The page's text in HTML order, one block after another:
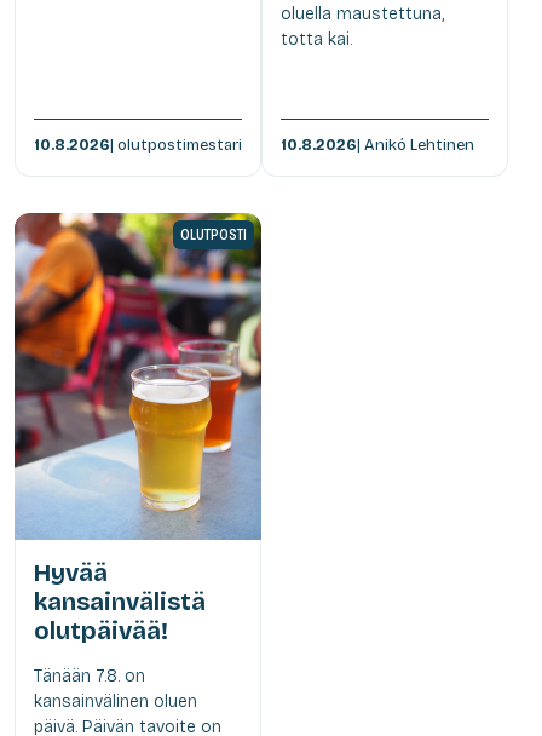
10.8.2026| olutpostimestari
oluella maustettuna,
totta kai.
10.8.2026| Anikó Lehtinen
OLUTPOSTI
Hyvää
kansainvälistä
olutpäivää!
Tänään 7.8. on
kansainvälinen oluen
päivä. Päivän tavoite on